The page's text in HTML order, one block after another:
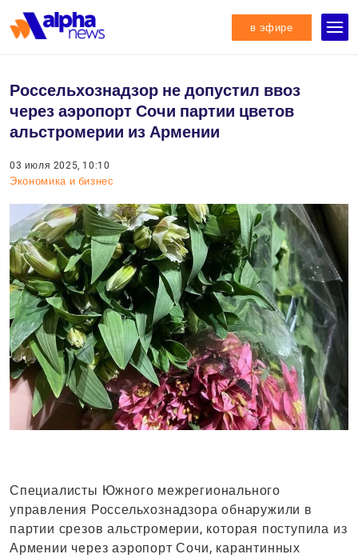
в эфире
Россельхознадзор не допустил ввоз
через аэропорт Сочи партии цветов
альстромерии из Армении
03 июля 2025, 10:10
Экономика и бизнес
Специалисты Южного межрегионального
управления Россельхознадзора обнаружили в
партии срезов альстромерии, которая поступила из
Армении через аэропорт Сочи, карантинных